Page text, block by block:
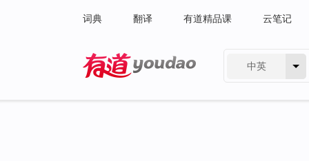
词典 翻译 有道精品课 云笔记
中英